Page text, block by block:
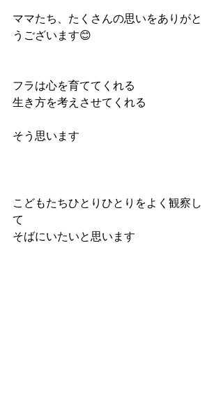
ママたち、たくさんの思いをありがと
うございます😊
フラは心を育ててくれる
生き方を考えさせてくれる
そう思います
こどもたちひとりひとりをよく観察し
て
そばにいたいと思います